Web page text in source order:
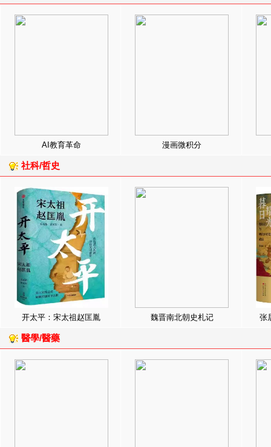
AI教育革命 漫画微积分
社科/哲史
开太平：宋太祖赵匡胤 魏晋南北朝史札记 张
醫學/醫藥